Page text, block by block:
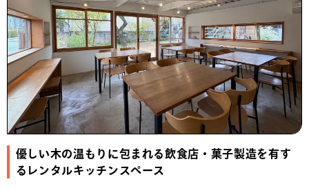
優しい木の温もりに包まれる飲食店・菓子製造を有す
るレンタルキッチンスペース